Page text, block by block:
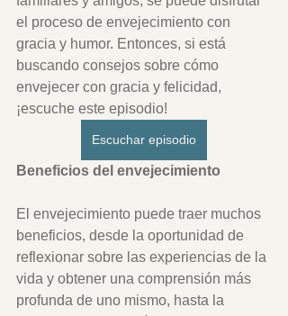
el proceso de envejecimiento con
gracia y humor. Entonces, si está
buscando consejos sobre cómo
envejecer con gracia y felicidad,
¡escuche este episodio!
Escuchar episodio
Beneficios del envejecimiento
El envejecimiento puede traer muchos
beneficios, desde la oportunidad de
reflexionar sobre las experiencias de la
vida y obtener una comprensión más
profunda de uno mismo, hasta la